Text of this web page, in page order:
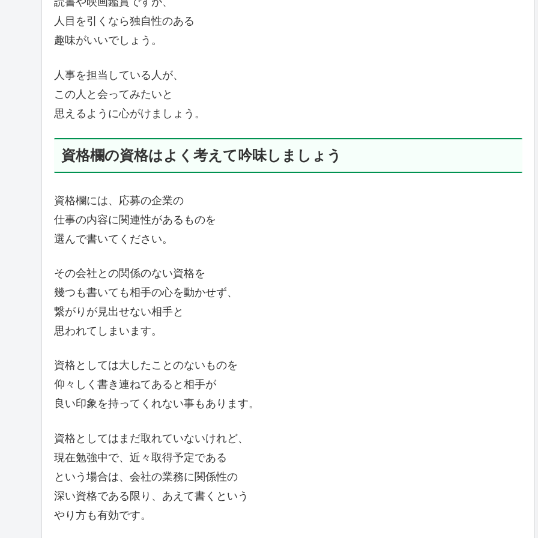
人目を引くなら独自性のある
趣味がいいでしょう。
人事を担当している人が、
この人と会ってみたいと
思えるように心がけましょう。
資格欄の資格はよく考えて吟味しましょう
資格欄には、応募の企業の
仕事の内容に関連性があるものを
選んで書いてください。
その会社との関係のない資格を
幾つも書いても相手の心を動かせず、
繋がりが見出せない相手と
思われてしまいます。
資格としては大したことのないものを
仰々しく書き連ねてあると相手が
良い印象を持ってくれない事もあります。
資格としてはまだ取れていないけれど、
現在勉強中で、近々取得予定である
という場合は、会社の業務に関係性の
深い資格である限り、あえて書くという
やり方も有効です。